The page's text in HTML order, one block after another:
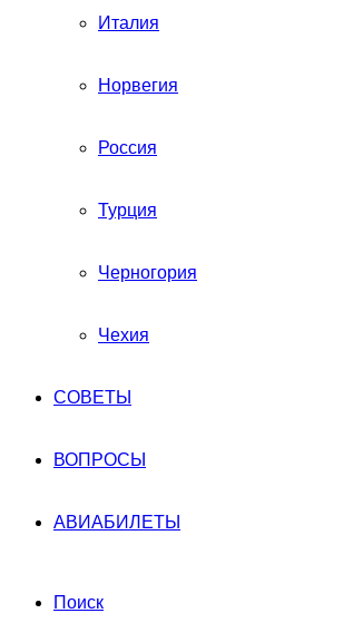
Италия
Норвегия
Россия
Турция
Черногория
Чехия
СОВЕТЫ
ВОПРОСЫ
АВИАБИЛЕТЫ
Поиск